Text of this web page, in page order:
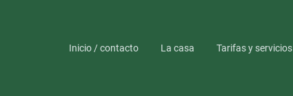
Inicio / contacto La casa Tarifas y servicios